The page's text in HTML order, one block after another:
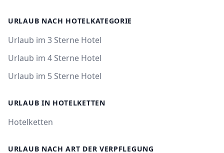
URLAUB NACH HOTELKATEGORIE
Urlaub im 3 Sterne Hotel
Urlaub im 4 Sterne Hotel
Urlaub im 5 Sterne Hotel
URLAUB IN HOTELKETTEN
Hotelketten
URLAUB NACH ART DER VERPFLEGUNG